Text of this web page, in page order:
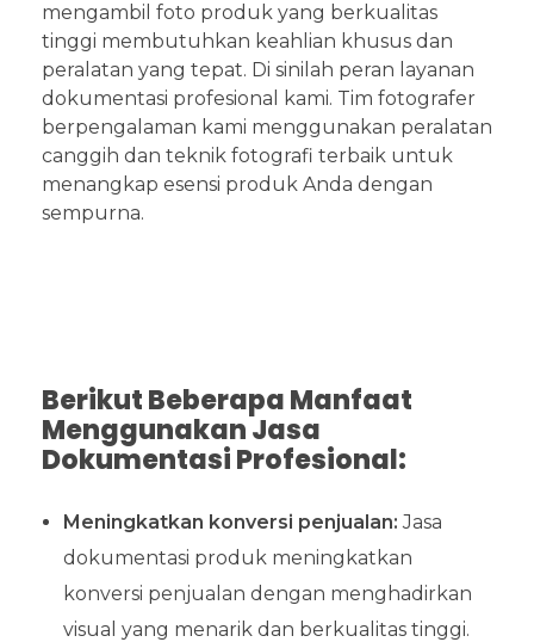
mengambil foto produk yang berkualitas
tinggi membutuhkan keahlian khusus dan
peralatan yang tepat. Di sinilah peran layanan
dokumentasi profesional kami. Tim fotografer
berpengalaman kami menggunakan peralatan
canggih dan teknik fotografi terbaik untuk
menangkap esensi produk Anda dengan
sempurna.
Berikut Beberapa Manfaat
Menggunakan Jasa
Dokumentasi Profesional:
Meningkatkan konversi penjualan: Jasa
dokumentasi produk meningkatkan
konversi penjualan dengan menghadirkan
visual yang menarik dan berkualitas tinggi.